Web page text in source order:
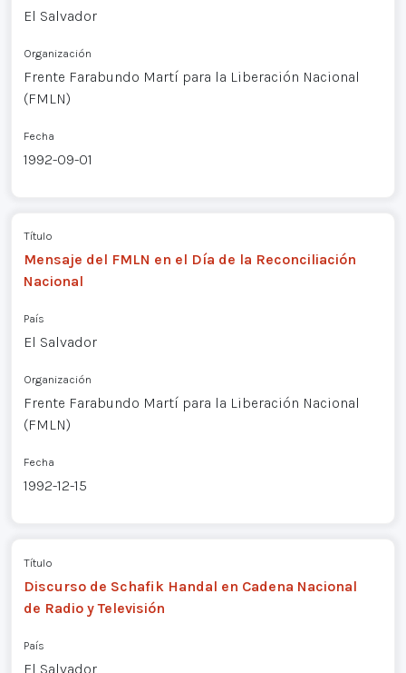
El Salvador
Organización
Frente Farabundo Martí para la Liberación Nacional
(FMLN)
Fecha
1992-09-01
Título
Mensaje del FMLN en el Día de la Reconciliación
Nacional
País
El Salvador
Organización
Frente Farabundo Martí para la Liberación Nacional
(FMLN)
Fecha
1992-12-15
Título
Discurso de Schafik Handal en Cadena Nacional
de Radio y Televisión
País
El Salvador